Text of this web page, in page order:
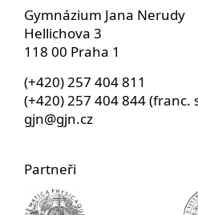
Gymnázium Jana Nerudy
Hellichova 3
118 00 Praha 1
(+420) 257 404 811
(+420) 257 404 844 (franc.
gjn@gjn.cz
Partneři